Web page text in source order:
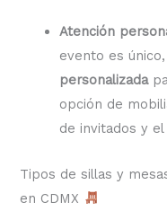
Atención
evento es
personalizada
opción de
de invitados y
Tipos de sillas y
en CDMX